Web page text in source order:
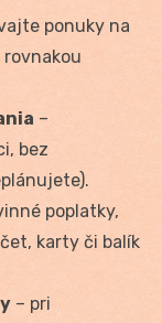
ponuky na
–
bez
poplatky,
karty či balík
– pri